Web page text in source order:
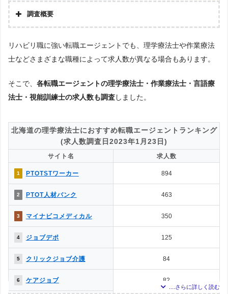
かいごガーデン
11
ュネット
MC-介護のお仕事 4
お仕事委員会 Produced by
エルユーエス
0
14
ベネッセMCM PT・OT・ST
お仕事サポート
調査概要
株式会社アドバンスフロー
調査対象とした転職エージェントについて
ていた「『有料職業紹介事業許可』を取得している」企業を対象。
調査対象とした求人について
ウントしました。
調査日
求人数ランキング上部または下部に記載
リハビリ職に強い転職エージェントでも、理学療法士や作業療法
士などさまざまな職種によって求人数が異なる場合もあります。
そこで、 各転職エージェントの理学療法士・作業療法士・言語療
法士・視能訓練士の求人数も調査しました。
北海道の理学療法士におすすめ転職エージェントランキング
(求人数調査日2023年1月23日)
サイト名 求人数
1 PTOTSTワーカー 894
2 PTOT人材バンク 463
3 マイナビコメディカル 350
4 ジョブデポ 125
5 クリックジョブ介護 84
6 ケアジョブ 82